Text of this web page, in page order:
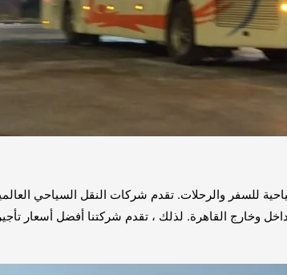
للسفر والرحلات. تقدم شركات النقل السياحي